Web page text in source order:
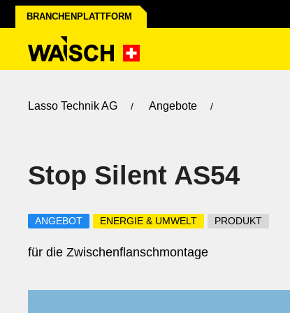
BRANCHENPLATTFORM
Lasso Technik AG Angebote
Stop Silent AS54
ANGEBOT ENERGIE & UMWELT PRODUKT
für die Zwischenflanschmontage